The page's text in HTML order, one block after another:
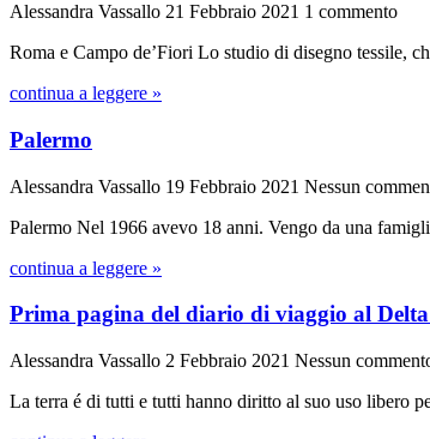
Alessandra Vassallo 21 Febbraio 2021 1 commento
Roma e Campo de’Fiori Lo studio di disegno tessile,
continua a leggere »
Palermo
Alessandra Vassallo 19 Febbraio 2021 Nessun
Palermo Nel 1966 avevo 18 anni. Vengo da una
continua a leggere »
Prima pagina del diario di viaggio al
Alessandra Vassallo 2 Febbraio 2021 Nessun
La terra é di tutti e tutti hanno diritto al suo uso libero